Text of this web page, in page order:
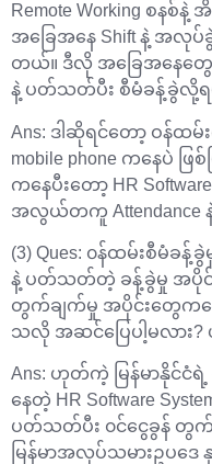
Remote Working စ
အခြေအနေ Shift နဲ့ အလု
တယ်။ ဒီလို အခြေအနေတွေ
နဲ့ ပတ်သတ်ပီး စီမံခန့်ခွဲလို့
Ans: ဒါဆိုရင်တော့ ဝန်ထ
mobile phone ကနေပဲ ဖြ
ကနေပီးတော့ HR
အလွယ်တကူ Attendance
(3) Ques: ၀န်ထမ်းစီမံခ
နဲ့ ပတ်သတ်တဲ့ ခန့်ခွဲမှု အပို
တွက်ချက်မှု အပိုင်းတွေကရေ
သလို အဆင်ပြေပါ့မလား?
Ans: ဟုတ်ကဲ့ မြန်မာနိုင်ငံ
နေတဲ့ HR Software
ပတ်သတ်ပီး ၀င်ငွေခွန် တွက်ချ
မြန်မာအလုပ်သမားဥပဒေ